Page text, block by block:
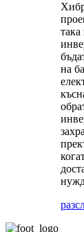
на